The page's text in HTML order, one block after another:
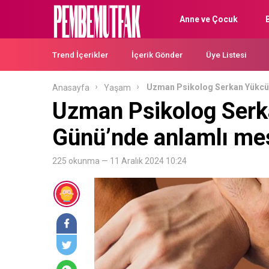
Anne ve Çocuk
Trend İçerikler İçerik Gönder Üye Listesi
Anasayfa Yaşam Uzman Psikolog Serkan
Uzman Psikolog
Günü’nde anlamlı
225 okunma — 11 Aralık 2024 10:24